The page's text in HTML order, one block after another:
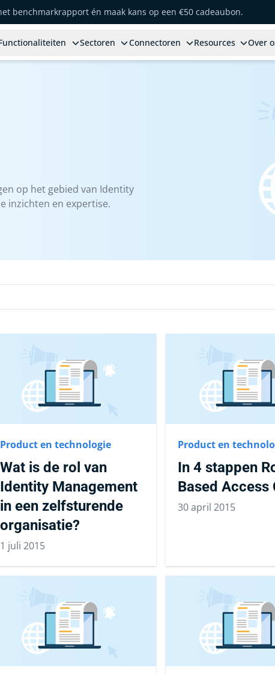
benchmarkrapport én maak kans op een €50 cadeaubon.
Sectoren Connectoren Resources Over
op het gebied van Identity
inzichten en expertise.
Product en technologie
Wat is de rol van
Identity Management
in een zelfsturende
organisatie?
1 juli 2015
Product en
In 4 stappen
Based Access
30 april 2015